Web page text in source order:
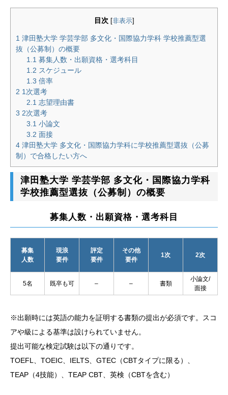
目次 非表示]
1 津田塾大学 学芸学部 多文化・国際協力学科 学校推薦型選
抜（公募制）の概要
1.1 募集人数・出願資格・選考科目
1.2 スケジュール
1.3 倍率
2 1次選考
2.1 志望理由書
3 2次選考
3.1 小論文
3.2 面接
4 津田塾大学 多文化・国際協力学科に学校推薦型選抜（公募
制）で合格したい方へ
津田塾大学 学芸学部 多文化・国際協力学科
学校推薦型選抜（公募制）の概要
募集人数・出願資格・選考科目
募集
人数
現浪
要件
評定
要件
その他
要件
1次 2次
5名 既卒も可 – – 書類
小論文/
面接
※出願時には英語の能力を証明する書類の提出が必須です。スコ
アや級による基準は設けられていません。
提出可能な検定試験は以下の通りです。
TOEFL、TOEIC、IELTS、GTEC（CBTタイプに限る）、
TEAP（4技能）、TEAP CBT、英検（CBTを含む）